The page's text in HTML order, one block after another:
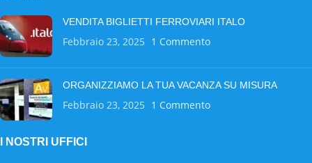
VENDITA BIGLIETTI FERROVIARI ITALO
Febbraio 23, 2025 1 Commento
ORGANIZZIAMO LA TUA VACANZA SU MISURA
Febbraio 23, 2025 1 Commento
I NOSTRI UFFICI